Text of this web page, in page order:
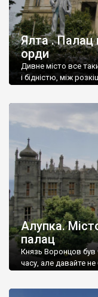
Ялта . Палац
орди
Дивне місто все
і бідністю, між
Алупка.
палац
Князь Воронцов
часу, але давайте